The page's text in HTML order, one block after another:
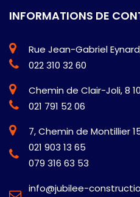
INFORMATIONS DE
Rue Jean-Gabriel
022 310 32 60
Chemin de Clair-Joli, 8
021 791 52 06
7, Chemin de Montillier
021 903 13 65
079 316 63 53
info@jubilee-